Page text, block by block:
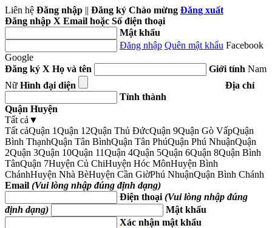
Liên hệ Đăng nhập || Đăng ký Chào mừng Đăng xuất
Đăng nhập X Email hoặc Số điện thoại
Mật khẩu
Đăng nhập Quên mật khẩu Facebook
Google
Đăng ký X Họ và tên Giới tính Nam
Nữ Hình đại diện
Địa chỉ
Tỉnh thành
Quận Huyện
Tất cả ▼
Tất cảQuận 1Quận 12Quận Thủ ĐứcQuận 9Quận Gò VấpQuận
Bình ThạnhQuận Tân BìnhQuận Tân PhúQuận Phú NhuậnQuận
2Quận 3Quận 10Quận 11Quận 4Quận 5Quận 6Quận 8Quận Bình
TânQuận 7Huyện Củ ChiHuyện Hóc MônHuyện Bình
ChánhHuyện Nhà BèHuyện Cần GiờPhú NhuậnQuận Bình Chánh
Email (Vui lòng nhập đúng định dạng)
Điện thoại (Vui lòng nhập đúng
định dạng)
Mật khẩu
Xác nhận mật khẩu